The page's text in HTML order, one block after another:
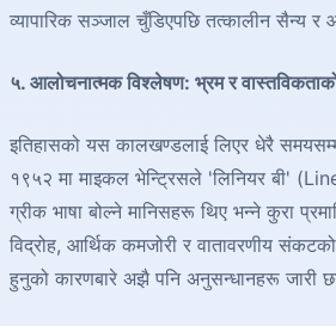
व्यापारिक सञ्जाल चुँडिएपछि तत्कालीन सैन्य र
५. आलोचनात्मक विश्लेषण: भ्रम र
इतिहासको यस कालखण्डलाई लिएर धेरै
१९५२ मा माइकल भेन्ट्रिसले 'लिनियर बी'
ग्रीक भाषा बोल्ने मानिसहरू थिए भन्ने कुरा
विद्रोह, आर्थिक कमजोरी र वातावरणीय
हुनुको कारणबारे अझै पनि अनुसन्धानहरू जारी